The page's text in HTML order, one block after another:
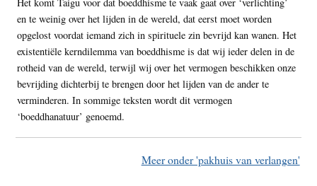
en te weinig over het lijden in de wereld, dat eerst moet worden
opgelost voordat iemand zich in spirituele zin bevrijd kan wanen. Het
existentiële kerndilemma van boeddhisme is dat wij ieder delen in de
rotheid van de wereld, terwijl wij over het vermogen beschikken onze
bevrijding dichterbij te brengen door het lijden van de ander te
verminderen. In sommige teksten wordt dit vermogen
‘boeddhanatuur’ genoemd.
Meer onder 'pakhuis van verlangen'